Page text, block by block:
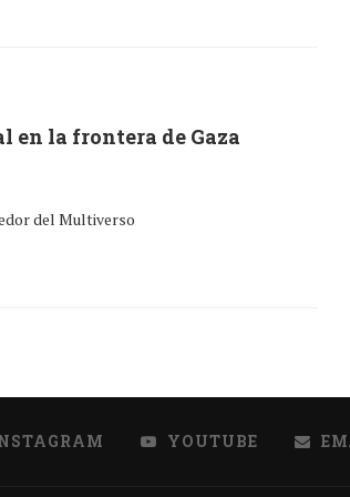
la frontera de Gaza
del Multiverso
YOUTUBE